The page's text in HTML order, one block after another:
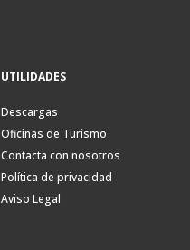
UTILIDADES
Descargas
Oficinas de Turismo
Contacta con nosotros
Política de privacidad
Aviso Legal